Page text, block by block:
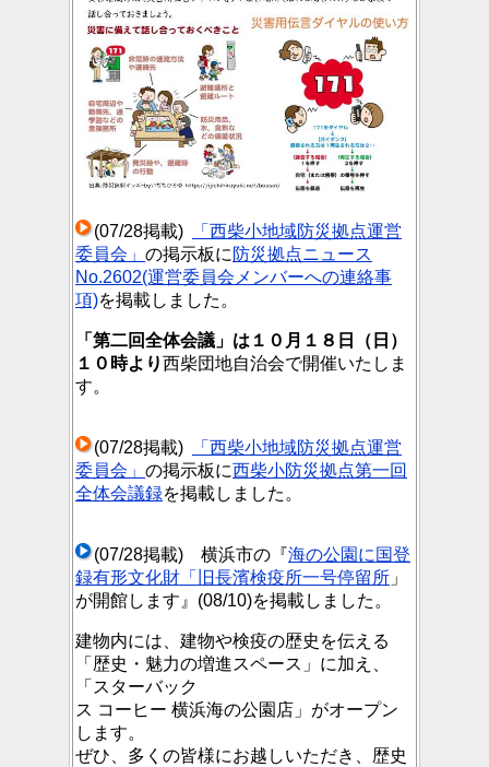
(07/28掲載)
「西柴小地域防災拠点運営
委員会」 の掲示板に 防災拠点ニュース
No.2602(運営委員会メンバーへの連絡事
項)を掲載しました。
「第二回全体会議」は１０月１８日（日）
１０時より西柴団地自治会で開催いたしま
す。
(07/28掲載)
「西柴小地域防災拠点運営
委員会」 の掲示板に西柴小防災拠点第一回
全体会議録を掲載しました。
(07/28掲載) 横浜市の『海の公園に国登
録有形文化財「旧長濱検疫所一号停留所 」
が開館します』(08/10)を掲載しました。
建物内には、建物や検疫の歴史を伝える
「歴史・魅力の増進スペース」に加え、
「スターバック
ス コーヒー 横浜海の公園店」がオープン
します。
ぜひ、多くの皆様にお越しいただき、歴史